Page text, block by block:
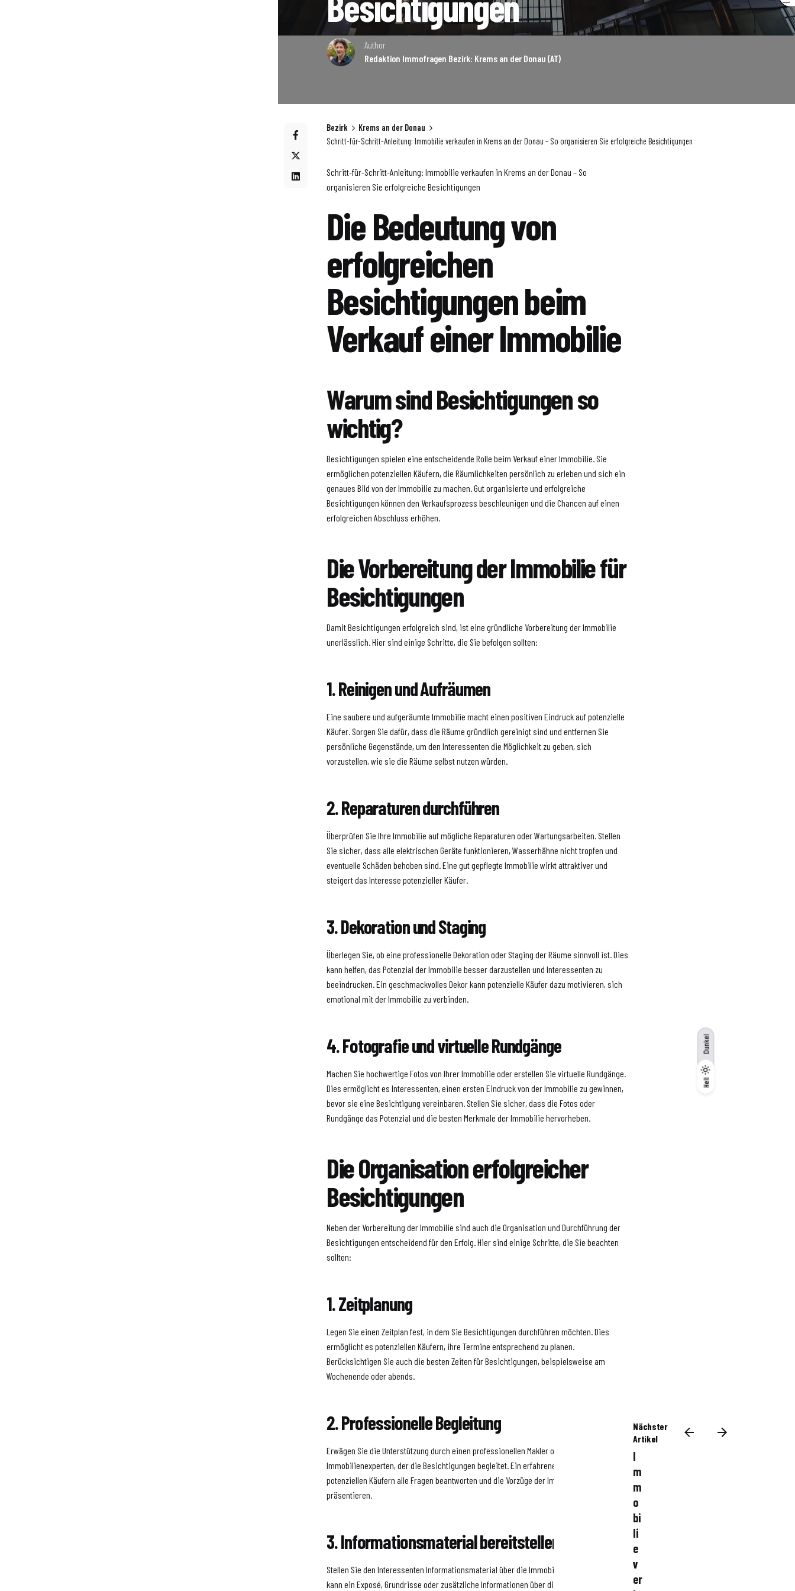
Hell
Dunkel
Hell
Dunkel
Author
Redaktion Immofragen Bezirk: Krems an der Donau (AT)
Bezirk
Krems an der Donau
Schritt-für-Schritt-Anleitung: Immobilie verkaufen in Krems an der Donau – So organisieren Sie erfolgreiche Besichtigungen
Schritt-für-Schritt-Anleitung: Immobilie verkaufen in Krems an der Donau – So
organisieren Sie erfolgreiche Besichtigungen
Die Bedeutung von
erfolgreichen
Besichtigungen beim
Verkauf einer Immobilie
Warum sind Besichtigungen so
wichtig?
Besichtigungen spielen eine entscheidende Rolle beim Verkauf einer Immobilie. Sie
ermöglichen potenziellen Käufern, die Räumlichkeiten persönlich zu erleben und sich ein
genaues Bild von der Immobilie zu machen. Gut organisierte und erfolgreiche
Besichtigungen können den Verkaufsprozess beschleunigen und die Chancen auf einen
erfolgreichen Abschluss erhöhen.
Die Vorbereitung der Immobilie für
Besichtigungen
Damit Besichtigungen erfolgreich sind, ist eine gründliche Vorbereitung der Immobilie
unerlässlich. Hier sind einige Schritte, die Sie befolgen sollten:
1. Reinigen und Aufräumen
Eine saubere und aufgeräumte Immobilie macht einen positiven Eindruck auf potenzielle
Käufer. Sorgen Sie dafür, dass die Räume gründlich gereinigt sind und entfernen Sie
persönliche Gegenstände, um den Interessenten die Möglichkeit zu geben, sich
vorzustellen, wie sie die Räume selbst nutzen würden.
2. Reparaturen durchführen
Überprüfen Sie Ihre Immobilie auf mögliche Reparaturen oder Wartungsarbeiten. Stellen
Sie sicher, dass alle elektrischen Geräte funktionieren, Wasserhähne nicht tropfen und
eventuelle Schäden behoben sind. Eine gut gepflegte Immobilie wirkt attraktiver und
steigert das Interesse potenzieller Käufer.
3. Dekoration und Staging
Überlegen Sie, ob eine professionelle Dekoration oder Staging der Räume sinnvoll ist. Dies
kann helfen, das Potenzial der Immobilie besser darzustellen und Interessenten zu
beeindrucken. Ein geschmackvolles Dekor kann potenzielle Käufer dazu motivieren, sich
emotional mit der Immobilie zu verbinden.
4. Fotografie und virtuelle Rundgänge
Machen Sie hochwertige Fotos von Ihrer Immobilie oder erstellen Sie virtuelle Rundgänge.
Dies ermöglicht es Interessenten, einen ersten Eindruck von der Immobilie zu gewinnen,
bevor sie eine Besichtigung vereinbaren. Stellen Sie sicher, dass die Fotos oder
Rundgänge das Potenzial und die besten Merkmale der Immobilie hervorheben.
Die Organisation erfolgreicher
Besichtigungen
Neben der Vorbereitung der Immobilie sind auch die Organisation und Durchführung der
Besichtigungen entscheidend für den Erfolg. Hier sind einige Schritte, die Sie beachten
sollten:
1. Zeitplanung
Legen Sie einen Zeitplan fest, in dem Sie Besichtigungen durchführen möchten. Dies
ermöglicht es potenziellen Käufern, ihre Termine entsprechend zu planen.
Berücksichtigen Sie auch die besten Zeiten für Besichtigungen, beispielsweise am
Wochenende oder abends.
2. Professionelle Begleitung
Erwägen Sie die Unterstützung durch einen professionellen Makler oder
Immobilienexperten, der die Besichtigungen begleitet. Ein erfahrener Begleiter kann
potenziellen Käufern alle Fragen beantworten und die Vorzüge der Immobilie überzeugend
präsentieren.
3. Informationsmaterial bereitstellen
Stellen Sie den Interessenten Informationsmaterial über die Immobilie zur Verfügung. Dies
kann ein Exposé, Grundrisse oder zusätzliche Informationen über die Nachbarschaft oder
Nächster
Artikel
I
m
m
o
bi
li
e
v
er